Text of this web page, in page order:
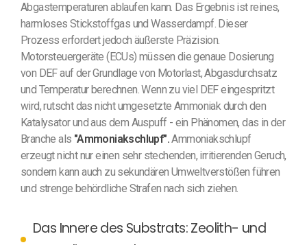
Abgastemperaturen ablaufen kann. Das Ergebnis ist reines,
harmloses Stickstoffgas und Wasserdampf. Dieser
Prozess erfordert jedoch äußerste Präzision.
Motorsteuergeräte (ECUs) müssen die genaue Dosierung
von DEF auf der Grundlage von Motorlast, Abgasdurchsatz
und Temperatur berechnen. Wenn zu viel DEF eingespritzt
wird, rutscht das nicht umgesetzte Ammoniak durch den
Katalysator und aus dem Auspuff - ein Phänomen, das in der
Branche als "Ammoniakschlupf".Ammoniakschlupf
erzeugt nicht nur einen sehr stechenden, irritierenden Geruch,
sondern kann auch zu sekundären Umweltverstößen führen
und strenge behördliche Strafen nach sich ziehen.
Das Innere des Substrats: Zeolith- und